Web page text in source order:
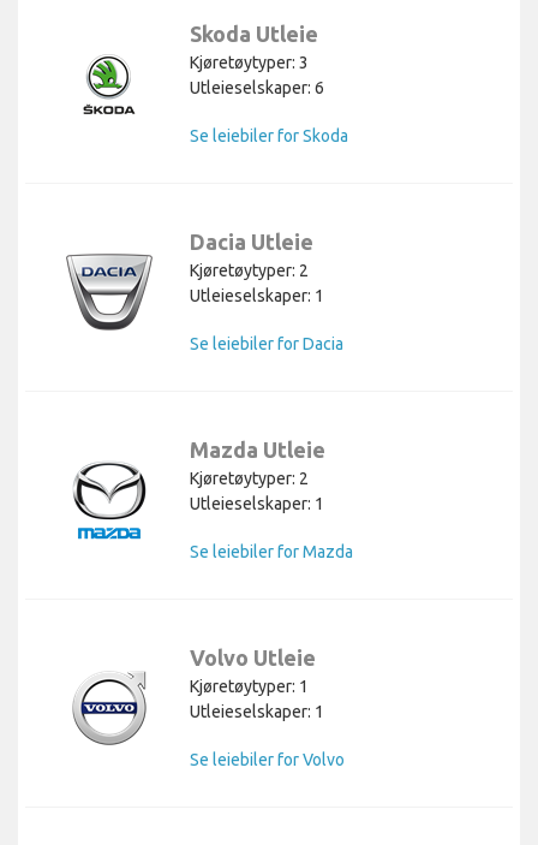
Skoda Utleie
Kjøretøytyper: 3
Utleieselskaper: 6
Se leiebiler for Skoda
Dacia Utleie
Kjøretøytyper: 2
Utleieselskaper: 1
Se leiebiler for Dacia
Mazda Utleie
Kjøretøytyper: 2
Utleieselskaper: 1
Se leiebiler for Mazda
Volvo Utleie
Kjøretøytyper: 1
Utleieselskaper: 1
Se leiebiler for Volvo